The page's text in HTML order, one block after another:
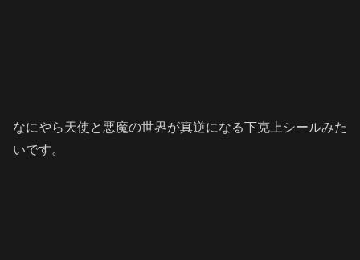
なにやら天使と悪魔の世界が真逆になる下克上シールみた
いです。